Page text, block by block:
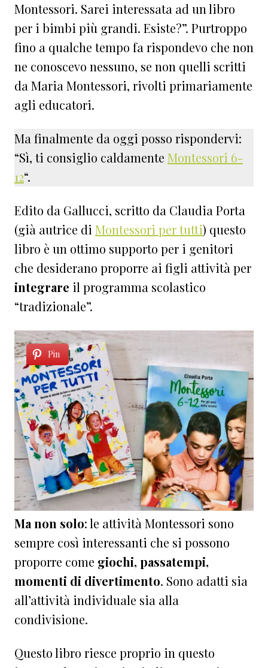
Montessori. Sarei interessata ad un libro
per i bimbi più grandi. Esiste?”. Purtroppo
fino a qualche tempo fa rispondevo che non
ne conoscevo nessuno, se non quelli scritti
da Maria Montessori, rivolti primariamente
agli educatori.
Ma finalmente da oggi posso rispondervi:
“Sì, ti consiglio caldamente Montessori 6-
12“.
Edito da Gallucci, scritto da Claudia Porta
(già autrice di Montessori per tutti) questo
libro è un ottimo supporto per i genitori
che desiderano proporre ai figli attività per
integrare il programma scolastico
“tradizionale”.
Pin
Ma non solo: le attività Montessori sono
sempre così interessanti che si possono
proporre come giochi, passatempi,
momenti di divertimento. Sono adatti sia
all’attività individuale sia alla
condivisione.
Questo libro riesce proprio in questo